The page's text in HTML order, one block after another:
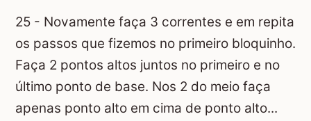
25 - Novamente faça 3 correntes e em repita
os passos que fizemos no primeiro bloquinho.
Faça 2 pontos altos juntos no primeiro e no
último ponto de base. Nos 2 do meio faça
apenas ponto alto em cima de ponto alto...